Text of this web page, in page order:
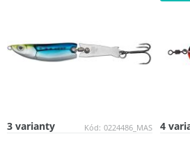
Kód: 0224486_MAS
3 varianty 4